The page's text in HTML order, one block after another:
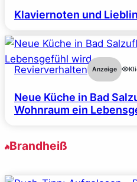
Klaviernoten und
Revierverhalten Anzeige
Neue Küche in Bad
Wohnraum ein
Brandheiß